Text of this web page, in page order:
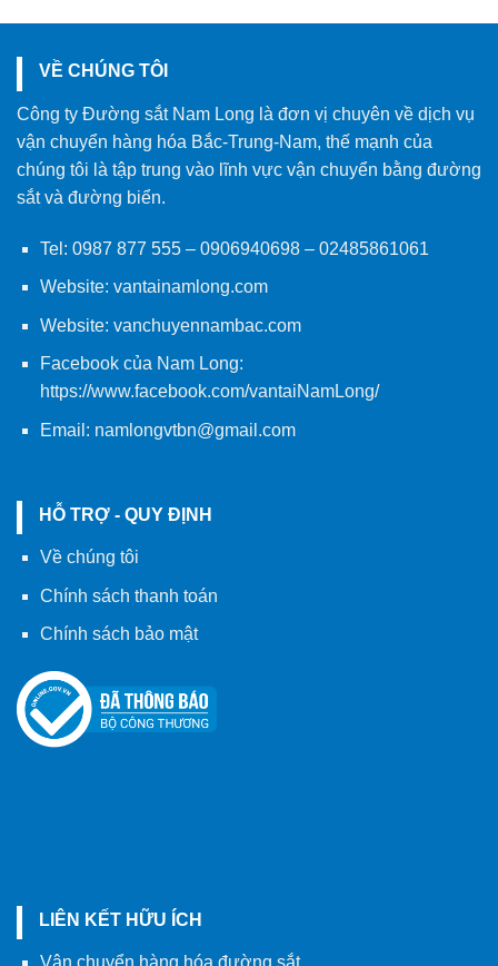
VỀ CHÚNG TÔI
Công ty Đường sắt Nam Long là đơn vị chuyên về dịch vụ
vận chuyển hàng hóa Bắc-Trung-Nam, thế mạnh của
chúng tôi là tập trung vào lĩnh vực vận chuyển bằng đường
sắt và đường biển.
Tel: 0987 877 555– 0906940698– 02485861061
Website: vantainamlong.com
Website: vanchuyennambac.com
Facebook của Nam Long:
https://www.facebook.com/vantaiNamLong/
Email: namlongvtbn@gmail.com
HỖ TRỢ - QUY ĐỊNH
Về chúng tôi
Chính sách thanh toán
Chính sách bảo mật
LIÊN KẾT HỮU ÍCH